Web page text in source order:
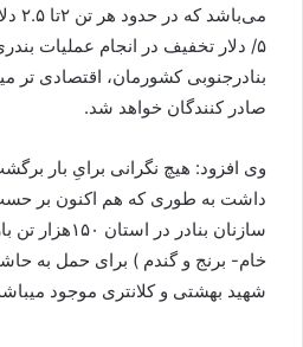
۵/ دلار تخفیف در انجام عملیات
بنادرجنوبی کشورمان، اقتصادی تر
صادر کنندگان خواهد شد.
وی افزود: هیچ نگرانی برایِ بار
داشت به طوری که هم اکنون بر
سازنان بنادر در
خام- برنج و گندم ) برای حمل به
شهید بهشتی و کلانتری موجود